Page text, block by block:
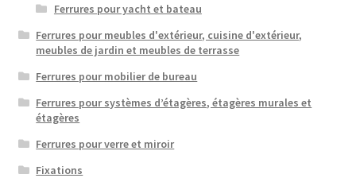
Ferrures pour yacht et bateau
Ferrures pour meubles d'extérieur, cuisine d'extérieur,
meubles de jardin et meubles de terrasse
Ferrures pour mobilier de bureau
Ferrures pour systèmes d’étagères, étagères murales et
étagères
Ferrures pour verre et miroir
Fixations